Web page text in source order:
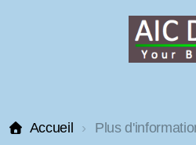
Accueil Plus